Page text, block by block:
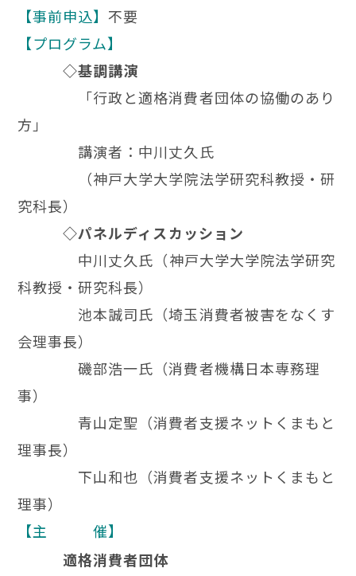
【事前申込】不要
【プログラム】
◇基調講演
「行政と適格消費者団体の協働のあり
方」
講演者：中川丈久氏
（神戸大学大学院法学研究科教授・研
究科長）
◇パネルディスカッション
中川丈久氏（神戸大学大学院法学研究
科教授・研究科長）
池本誠司氏（埼玉消費者被害をなくす
会理事長）
磯部浩一氏（消費者機構日本専務理
事）
青山定聖（消費者支援ネットくまもと
理事長）
下山和也（消費者支援ネットくまもと
理事）
【主 催】
適格消費者団体